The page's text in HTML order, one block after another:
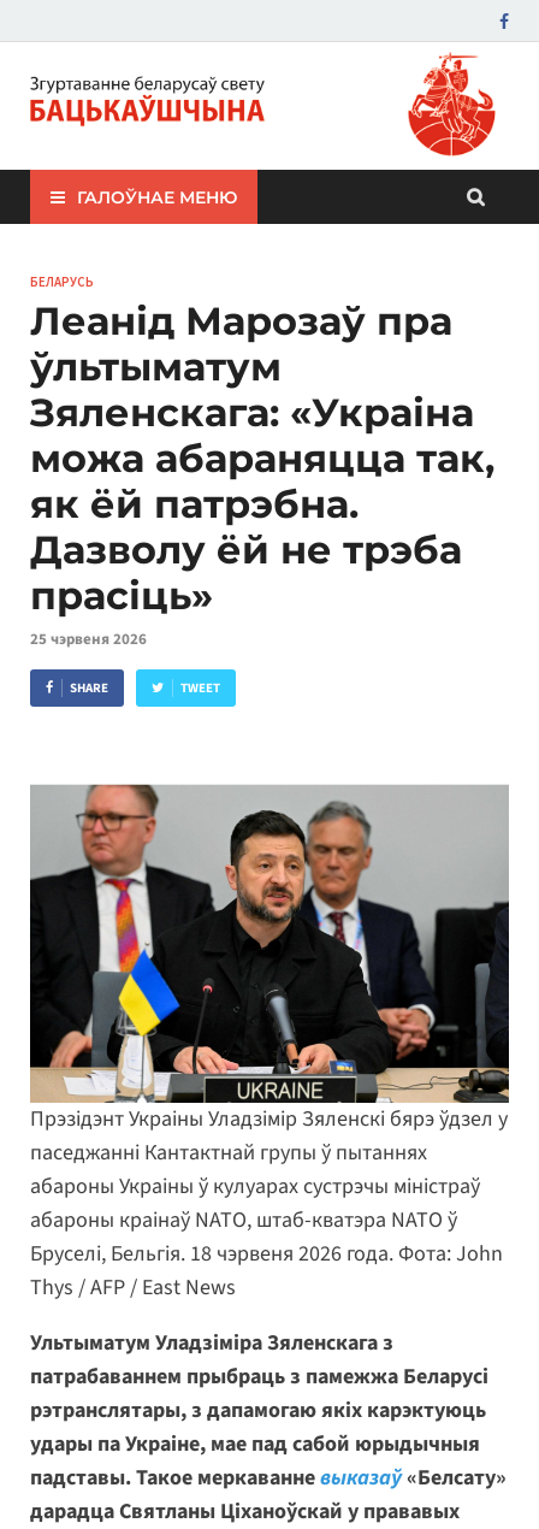
ЗБС "Бацькаўшчына"
ГАЛОЎНАЕ МЕНЮ
БЕЛАРУСЬ
Леанід Марозаў пра
ўльтыматум
Зяленскага: «Украіна
можа абараняцца так,
як ёй патрэбна.
Дазволу ёй не трэба
прасіць»
25 чэрвеня 2026
SHARE TWEET
Прэзідэнт Украіны Уладзімір Зяленскі бярэ ўдзел у
паседжанні Кантактнай групы ў пытаннях
абароны Украіны ў кулуарах сустрэчы міністраў
абароны краінаў NATO, штаб-кватэра NATO ў
Бруселі, Бельгія. 18 чэрвеня 2026 года. Фота: John
Thys / AFP / East News
Ультыматум Уладзіміра Зяленскага з
патрабаваннем прыбраць з памежжа Беларусі
рэтранслятары, з дапамогаю якіх карэктуюць
удары па Украіне, мае пад сабой юрыдычныя
падставы. Такое меркаванневыказаў«Белсату»
дарадца Святланы Ціханоўскай у прававых